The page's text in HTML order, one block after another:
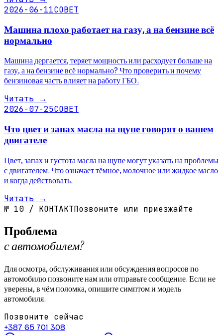
2026-06-11СОВЕТ
Машина плохо работает на газу, а на бензине всё
нормально
Машина дергается, теряет мощность или расходует больше на
газу, а на бензине всё нормально? Что проверить и почему
бензиновая часть влияет на работу ГБО.
Читать →
2026-07-25СОВЕТ
Что цвет и запах масла на щупе говорят о вашем
двигателе
Цвет, запах и густота масла на щупе могут указать на проблемы
с двигателем. Что означает тёмное, молочное или жидкое масло
и когда действовать.
Читать →
№ 10 / КОНТАКТПозвоните или приезжайте
Проблема
с автомобилем?
Для осмотра, обслуживания или обсуждения вопросов по
автомобилю позвоните нам или отправьте сообщение. Если не
уверены, в чём поломка, опишите симптом и модель
автомобиля.
Позвоните сейчас
+387 65 701 308